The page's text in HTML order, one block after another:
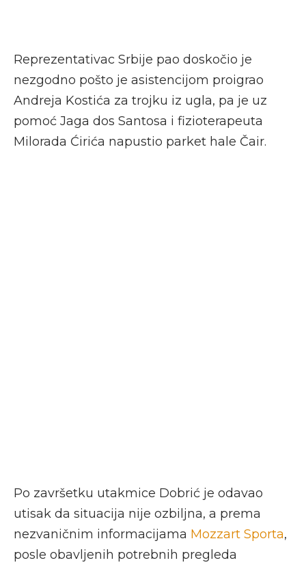
Reprezentativac Srbije pao doskočio je
nezgodno pošto je asistencijom proigrao
Andreja Kostića za trojku iz ugla, pa je uz
pomoć Jaga dos Santosa i fizioterapeuta
Milorada Ćirića napustio parket hale Čair.
Po završetku utakmice Dobrić je odavao
utisak da situacija nije ozbiljna, a prema
nezvaničnim informacijama Mozzart Sporta,
posle obavljenih potrebnih pregleda